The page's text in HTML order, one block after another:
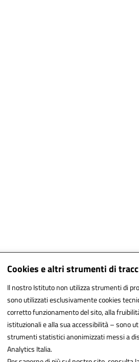
Cookies e altri strumenti di
Il nostro Istituto non utilizza strumenti di
sono utilizzati esclusivamente cookies
corretto funzionamento del sito, alla
istituzionali e alla sua accessibilità – sono
strumenti statistici anonimizzati messi a
Analytics Italia.